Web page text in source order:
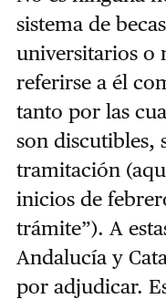
sistema de
universitarios o
referirse a él
tanto por las
son discutibles,
tramitación
inicios de
trámite”). A
Andalucía y
por adjudicar.